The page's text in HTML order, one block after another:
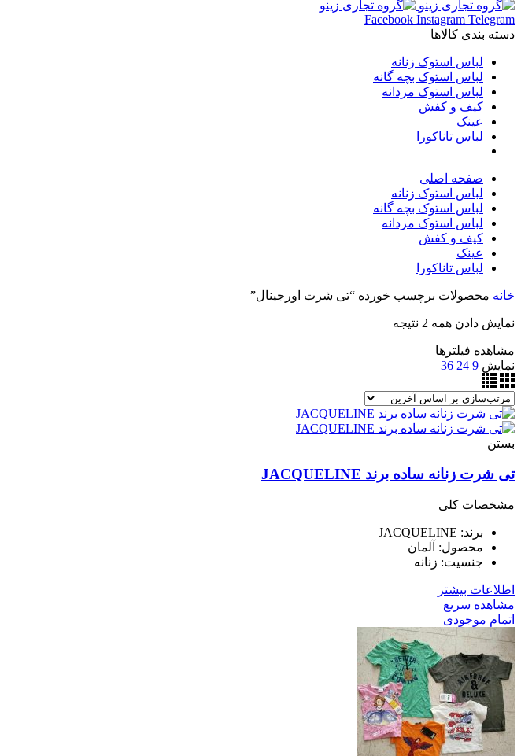
Facebook Instagram Telegram
دسته بندی کالاها
لباس استوک زنانه
لباس استوک بچه گانه
لباس استوک مردانه
کیف و کفش
عینک
لباس تاناکورا
صفحه اصلی
لباس استوک زنانه
لباس استوک بچه گانه
لباس استوک مردانه
کیف و کفش
عینک
لباس تاناکورا
خانه محصولات برچسب خورده “تی شرت اورجینال”
نمایش دادن همه 2 نتیجه
مشاهده فیلترها
نمایش 9
24
36
بستن
تی شرت زنانه ساده برند JACQUELINE
مشخصات کلی
برند: JACQUELINE
محصول: آلمان
جنسیت: زنانه
اطلاعات بیشتر
مشاهده سریع
اتمام موجودی